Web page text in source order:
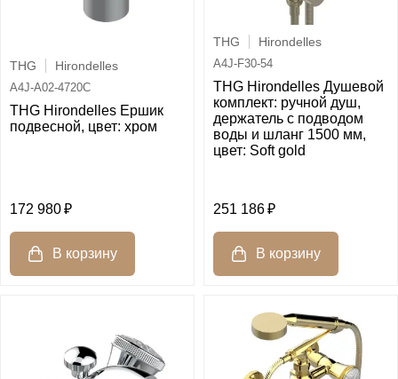
THG Hirondelles
A4J-A02-4720C
THG Hirondelles Ершик
подвесной, цвет: хром
172 980
THG Hirondelles
A4J-F30-54
THG Hirondelles Душевой
комплект: ручной душ,
держатель с подводом
воды и шланг 1500 мм,
цвет: Soft gold
251 186